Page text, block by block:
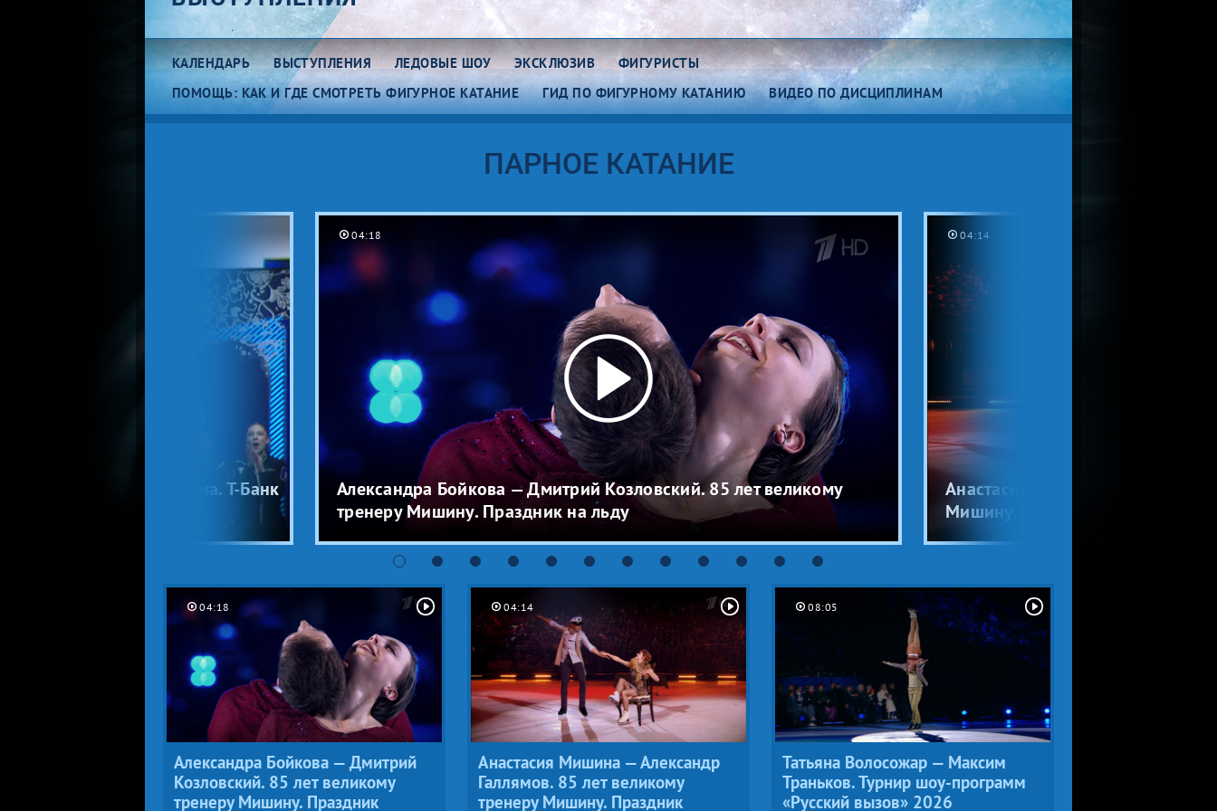
КАЛЕНДАРЬ ВЫСТУПЛЕНИЯ ЛЕДОВЫЕ ШОУ ЭКСКЛЮЗИВ
ФИГУРИСТЫ
ПОМОЩЬ: КАК И ГДЕ СМОТРЕТЬ ФИГУРНОЕ КАТАНИЕ
ГИД ПО ФИГУРНОМУ КАТАНИЮ ВИДЕО ПО ДИСЦИПЛИНАМ
ПАРНОЕ КАТАНИЕ
Короткая программа. Т-Банк
04:18
Александра Бойкова — Дмитрий Козловский. 85 лет великому
тренеру Мишину. Праздник на льду
04:14
Анастасия Мишина — Александр
Мишину. Праздник на льду
04:18
Александра Бойкова — Дмитрий
Козловский. 85 лет великому
тренеру Мишину. Праздник
04:14
Анастасия Мишина — Александр
Галлямов. 85 лет великому
тренеру Мишину. Праздник
08:05
Татьяна Волосожар — Максим
Траньков. Турнир шоу-программ
«Русский вызов» 2026